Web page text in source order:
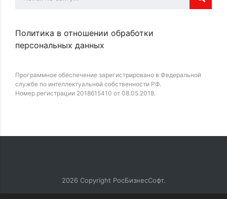
Политика в отношении обработки
персональных данных
Программное обеспечение зарегистрировано в Федеральной
службе по интеллектуальной собственности РФ.
Номер регистрации 2018615410 от 08.05.2018.
2026 Copyright РосБизнесСофт.